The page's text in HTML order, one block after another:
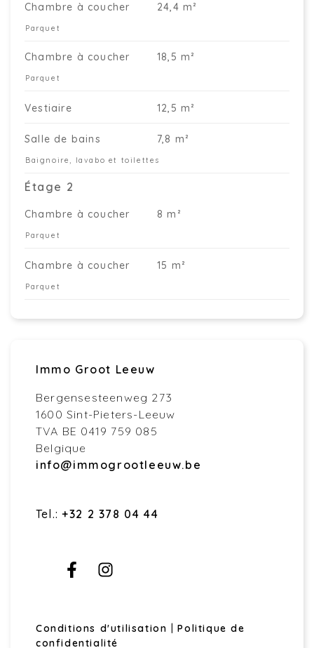
Chambre à coucher 24,4 m²
Parquet
Chambre à coucher 18,5 m²
Parquet
Vestiaire 12,5 m²
Salle de bains 7,8 m²
Baignoire, lavabo et toilettes
Étage 2
Chambre à coucher 8 m²
Parquet
Chambre à coucher 15 m²
Parquet
Immo Groot Leeuw
Bergensesteenweg 273
1600 Sint-Pieters-Leeuw
TVA BE 0419 759 085
Belgique
info@immogrootleeuw.be
Tel.: +32 2 378 04 44
Conditions d'utilisation |Politique de
confidentialité